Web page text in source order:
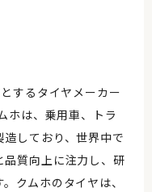
するタイヤメーカー
ホは、乗用車、トラ
しており、世界中で
質向上に注力し、研
クムホのタイヤは、